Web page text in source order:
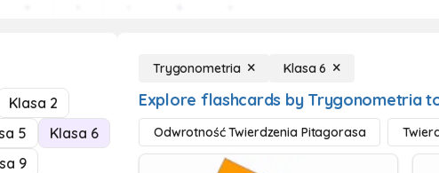
Klasa 2
5
Klasa 6
9
Trygonometria Klasa 6
Explore flashcards by Trygonometria
Odwrotność Twierdzenia Pitagorasa